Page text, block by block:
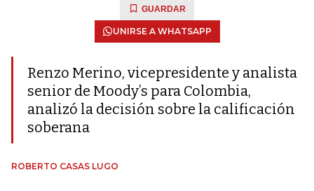
GUARDAR
UNIRSE A WHATSAPP
Renzo Merino, vicepresidente y analista
senior de Moody’s para Colombia,
analizó la decisión sobre la calificación
soberana
ROBERTO CASAS LUGO